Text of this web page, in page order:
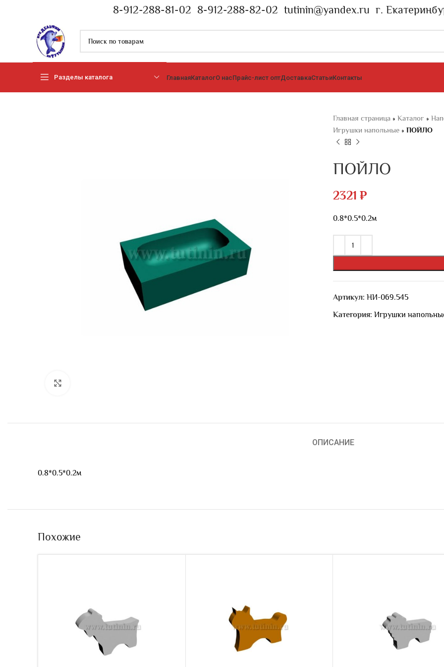
8-912-288-81-02 8-912-288-82-02 tutinin@yandex.ru г.
Разделы каталога ГлавнаяКаталогО насПрайс-лист оптДоставкаСтатьиКонтакты
Главная страница » Каталог »
Игрушки напольные » ПОЙЛО
ПОЙЛО
2321 ₽
0.8*0.5*0.2м
Артикул: НИ-069.545
Категория: Игрушки
ОПИСАНИЕ
0.8*0.5*0.2м
Похожие